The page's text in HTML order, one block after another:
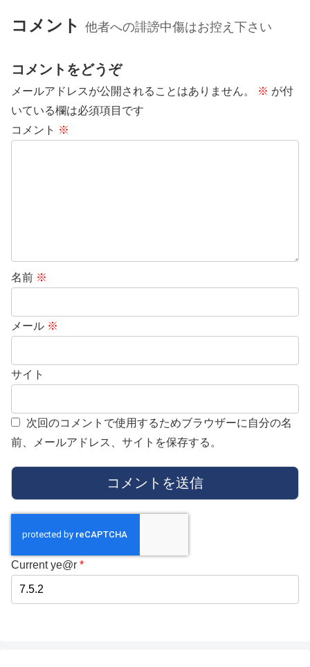
コメント 他者への誹謗中傷はお控え下さい
コメントをどうぞ
メールアドレスが公開されることはありません。 ※ が付
いている欄は必須項目です
コメント ※
名前 ※
メール ※
サイト
次回のコメントで使用するためブラウザーに自分の名
前、メールアドレス、サイトを保存する。
Current ye@r *